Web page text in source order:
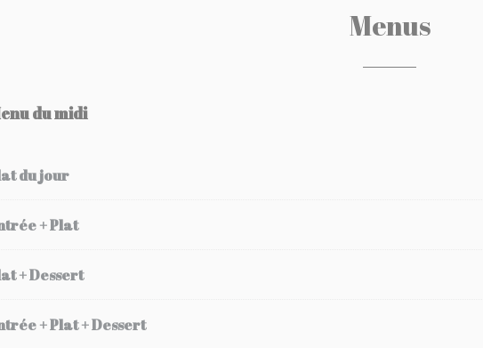
Menus
du midi
du jour
+ Plat
+ Dessert
+ Plat + Dessert